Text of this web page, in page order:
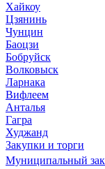
Хайкоу
Цзянинь
Чунцин
Баоцзи
Бобруйск
Волковыск
Ларнака
Вифлеем
Анталья
Гагра
Худжанд
Закупки и торги
Муниципальный